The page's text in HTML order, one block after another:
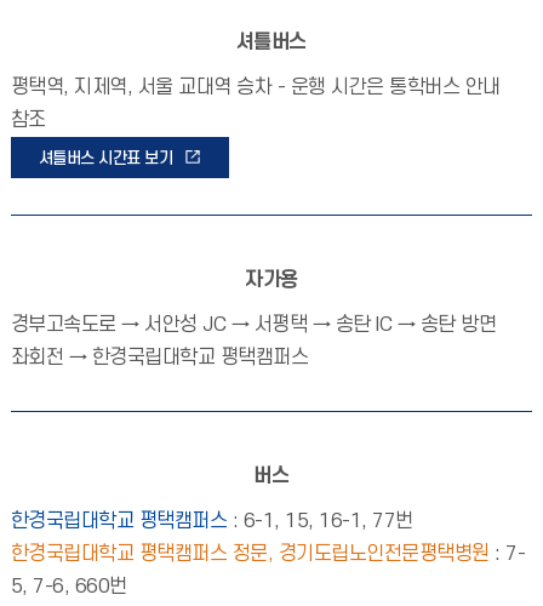
셔틀버스
평택역, 지제역, 서울 교대역 승차 - 운행 시간은 통학버스 안내
참조
셔틀버스 시간표 보기
자가용
경부고속도로 → 서안성 JC → 서평택 → 송탄 IC → 송탄 방면
좌회전 → 한경국립대학교 평택캠퍼스
버스
한경국립대학교 평택캠퍼스 : 6-1, 15, 16-1, 77번
한경국립대학교 평택캠퍼스 정문, 경기도립노인전문평택병원 : 7-
5, 7-6, 660번